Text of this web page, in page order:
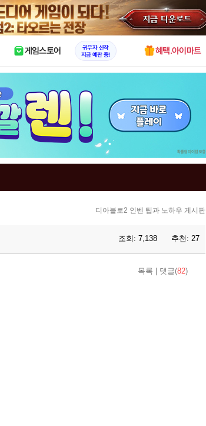
X
게임스토어
귀무자 신작
지금 예판 중!
혜택.아이마트
디아블로2 인벤 팁과 노하우 게시판
조회: 7,138 추천: 27
목록 댓글(82)